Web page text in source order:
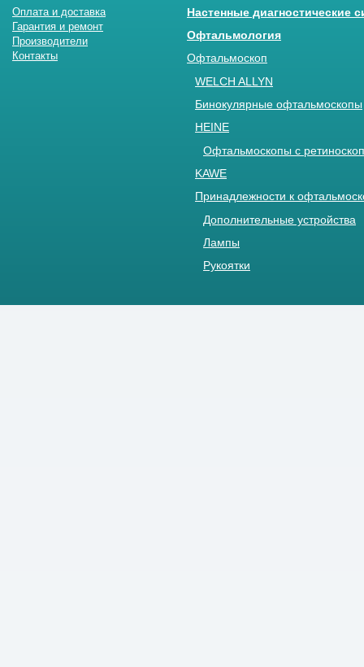
Оплата и доставка
Гарантия и ремонт
Производители
Контакты
Настенные диагностические
Офтальмология
Офтальмоскоп
WELCH ALLYN
Бинокулярные офтальмоскопы
HEINE
Офтальмоскопы с
KAWE
Принадлежности к
Дополнительные устройства
Лампы
Рукоятки